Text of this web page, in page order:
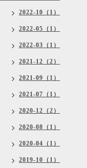
2022-10（1）
2022-05（1）
2022-03（1）
2021-12（2）
2021-09（1）
2021-07（1）
2020-12（2）
2020-08（1）
2020-04（1）
2019-10（1）